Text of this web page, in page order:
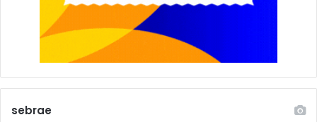
sebrae